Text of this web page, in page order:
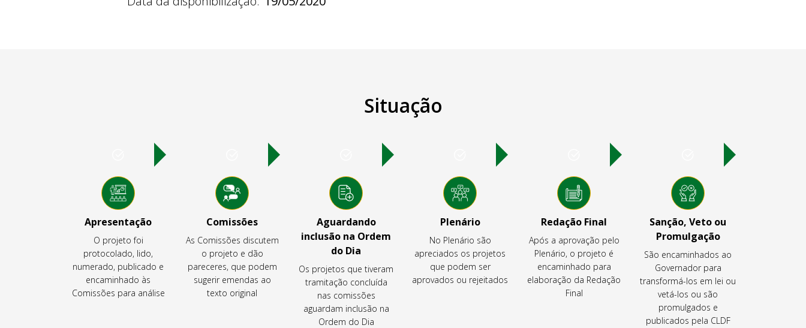
Situação
Apresentação
O projeto foi
protocolado, lido,
numerado, publicado e
encaminhado às
Comissões para análise
Comissões
As Comissões discutem
o projeto e dão
pareceres, que podem
sugerir emendas ao
texto original
Aguardando
inclusão na Ordem
do Dia
Os projetos que tiveram
tramitação concluída
nas comissões
aguardam inclusão na
Ordem do Dia
Plenário
No Plenário são
apreciados os projetos
que podem ser
aprovados ou rejeitados
Redação Final
Após a aprovação pelo
Plenário, o projeto é
encaminhado para
elaboração da Redação
Final
Sanção, Veto ou
Promulgação
São encaminhados ao
Governador para
transformá-los em lei ou
vetá-los ou são
promulgados e
publicados pela CLDF